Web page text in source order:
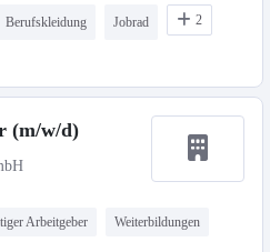
Berufskleidung Jobrad 2
(m/w/d)
Arbeitgeber Weiterbildungen